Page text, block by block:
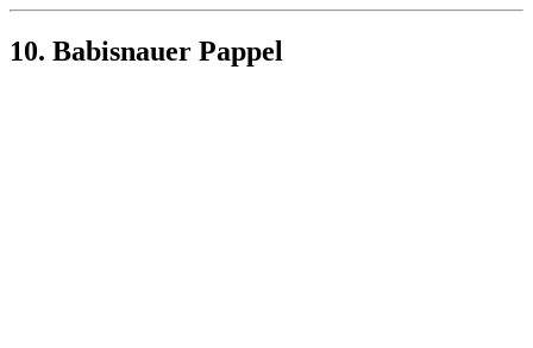
10. Babisnauer Pappel